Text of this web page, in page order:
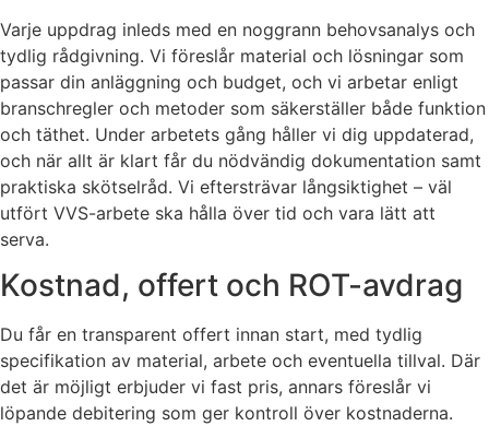
Varje uppdrag inleds med en noggrann behovsanalys och
tydlig rådgivning. Vi föreslår material och lösningar som
passar din anläggning och budget, och vi arbetar enligt
branschregler och metoder som säkerställer både funktion
och täthet. Under arbetets gång håller vi dig uppdaterad,
och när allt är klart får du nödvändig dokumentation samt
praktiska skötselråd. Vi eftersträvar långsiktighet – väl
utfört VVS-arbete ska hålla över tid och vara lätt att
serva.
Kostnad, offert och ROT-avdrag
Du får en transparent offert innan start, med tydlig
specifikation av material, arbete och eventuella tillval. Där
det är möjligt erbjuder vi fast pris, annars föreslår vi
löpande debitering som ger kontroll över kostnaderna.